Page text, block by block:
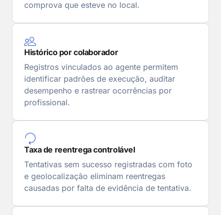
comprova que esteve no local.
Histórico por colaborador
Registros vinculados ao agente permitem
identificar padrões de execução, auditar
desempenho e rastrear ocorrências por
profissional.
Taxa de reentrega controlável
Tentativas sem sucesso registradas com foto
e geolocalização eliminam reentregas
causadas por falta de evidência de tentativa.